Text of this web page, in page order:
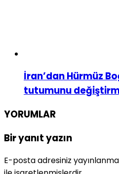
İran’dan Hürmüz
tutumunu
YORUMLAR
Bir yanıt yazın
E-posta adresiniz